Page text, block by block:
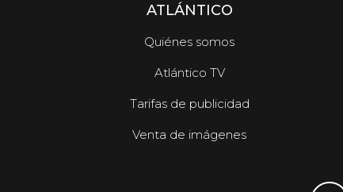
ATLÁNTICO
Quiénes somos
Atlántico TV
Tarifas de publicidad
Venta de imágenes